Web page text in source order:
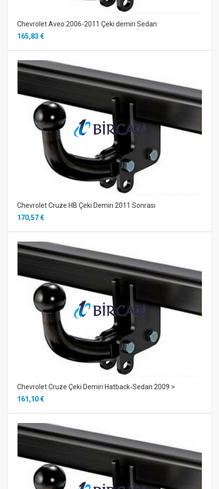
Chevrolet Aveo 2006-2011 Çeki demiri Sedan
165,83 €
Chevrolet Cruze HB Çeki Demiri 2011 Sonrası
170,57 €
Chevrolet Cruze Çeki Demiri Hatback-Sedan 2009 >
161,10 €